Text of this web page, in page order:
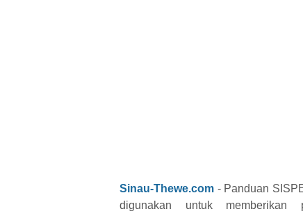
Sinau-Thewe.com - Panduan
digunakan untuk memberikan